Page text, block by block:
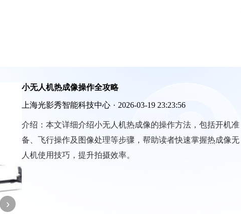
›
小无人机热成像操作全攻略
上海光影秀智能科技中心 · 2026-03-19 23:23:56
介绍： 本文详细介绍小无人机热成像的操作方法，包括开机准
备、飞行操作及图像处理等步骤，帮助读者快速掌握热成像无
人机使用技巧，提升拍摄效率。